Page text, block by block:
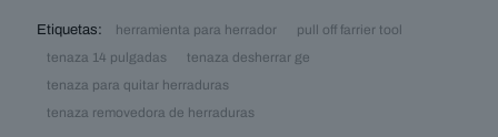
apertura
herraduras
cantidad
Etiquetas: herramienta para herrador pull off farrier tool
tenaza 14 pulgadas tenaza desherrar ge
tenaza para quitar herraduras
tenaza removedora de herraduras